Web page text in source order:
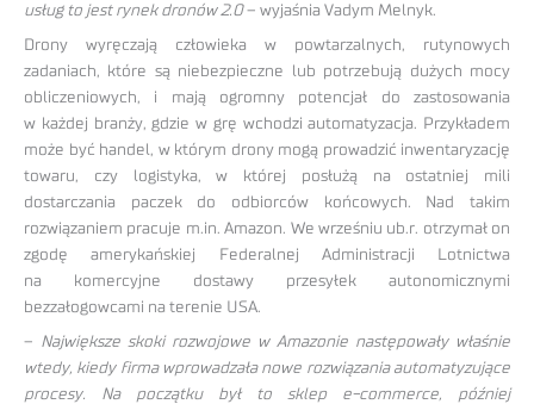
usług to jest rynek dronów 2.0– wyjaśnia Vadym Melnyk.
Drony wyręczają człowieka w powtarzalnych, rutynowych
zadaniach, które są niebezpieczne lub potrzebują dużych mocy
obliczeniowych, i mają ogromny potencjał do zastosowania
w każdej branży, gdzie w grę wchodzi automatyzacja. Przykładem
może być handel, w którym drony mogą prowadzić inwentaryzację
towaru, czy logistyka, w której posłużą na ostatniej mili
dostarczania paczek do odbiorców końcowych. Nad takim
rozwiązaniem pracuje m.in. Amazon. We wrześniu ub.r. otrzymał on
zgodę amerykańskiej Federalnej Administracji Lotnictwa
na komercyjne dostawy przesyłek autonomicznymi
bezzałogowcami na terenie USA.
– Największe skoki rozwojowe w Amazonie następowały właśnie
wtedy, kiedy firma wprowadzała nowe rozwiązania automatyzujące
procesy. Na początku był to sklep e-commerce, później